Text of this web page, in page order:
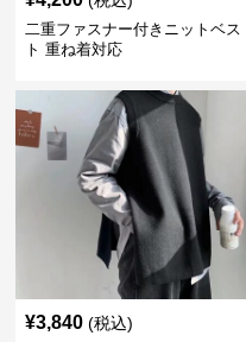
二重ファスナー付きニットベス
ト 重ね着対応
¥3,840 (税込)